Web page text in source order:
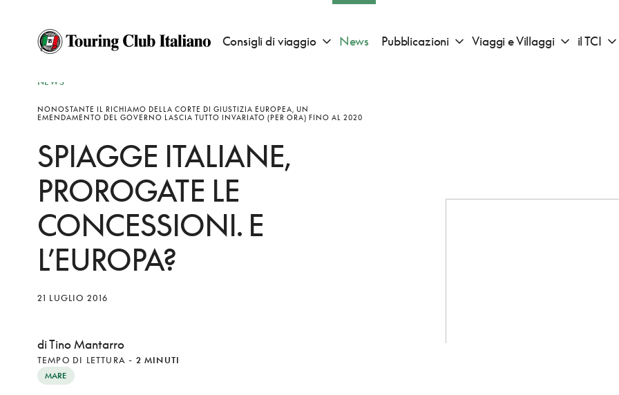
Consigli di viaggio Apri sotto menu "Consigli di viaggio"
News Pubblicazioni Apri sotto menu "Pubblicazioni"
Viaggi e Villaggi Apri sotto
il TCI
NEWS
NONOSTANTE IL RICHIAMO DELLA CORTE DI GIUSTIZIA EUROPEA, UN
EMENDAMENTO DEL GOVERNO LASCIA TUTTO INVARIATO (PER ORA) FINO AL 2020
SPIAGGE ITALIANE,
PROROGATE LE
CONCESSIONI. E
L’EUROPA?
21 LUGLIO 2016
di Tino Mantarro
TEMPO DI LETTURA - 2 MINUTI
MARE